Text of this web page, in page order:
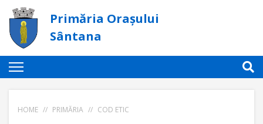
Primăria Orașului
Sântana
HOME // PRIMĂRIA // COD ETIC